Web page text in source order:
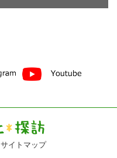
サイトマップ